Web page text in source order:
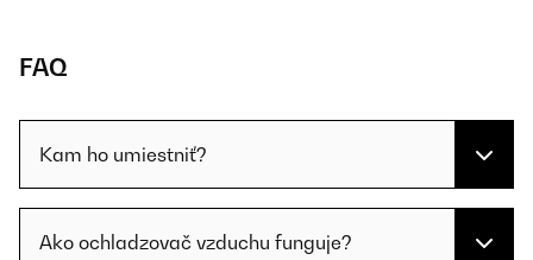
FAQ
Kam ho umiestniť?
Ako ochladzovač vzduchu funguje?